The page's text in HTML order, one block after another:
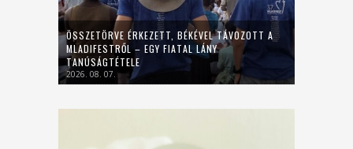
ÖSSZETÖRVE ÉRKEZETT, BÉKÉVEL TÁVOZOTT A
MLADIFESTRŐL – EGY FIATAL LÁNY
TANÚSÁGTÉTELE
2026. 08. 07.